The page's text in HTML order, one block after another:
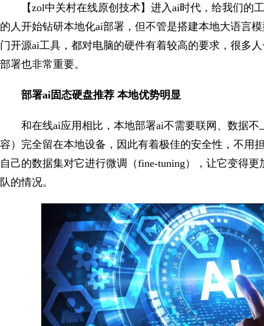
【zol中关村在线原创技术】进入ai时代，给我们
的人开始钻研本地化ai部署，但不管是搭建本地大语言
门开源ai工具，都对电脑的硬件有着较高的要求，很多
部署也非常重要。
部署ai固态硬盘推荐 本地优势明显
和在线ai应用相比，本地部署ai不需要联网、数据
容）完全留在本地设备，因此有着极佳的安全性，不用
自己的数据集对它进行微调（fine-tuning），让它变得
队的情况。